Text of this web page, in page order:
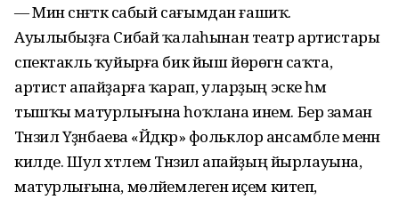
— Мин сәнғәткә сабый сағымдан ғашиҡ.
Ауылыбыҙға Сибай ҡалаһынан театр артистары
спектакль ҡуйырға бик йыш йөрөгән саҡта,
артист апайҙарға ҡарап, уларҙың эске һәм
тышҡы матурлығына һоҡлана инем. Бер заман
Тәнзилә Үҙәнбаева «Йәдкәр» фольклор ансамбле менән
килде. Шул хәтлем Тәнзилә апайҙың йырлауына,
матурлығына, мөләйемлегенә иҫем китеп,